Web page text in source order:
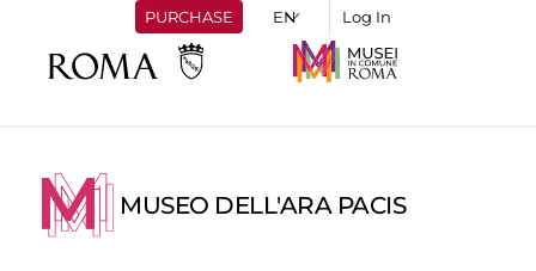
PURCHASE Log In
MUSEO DELL'ARA PACIS